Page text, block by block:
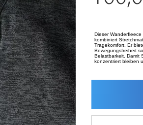
Dieser
kombiniert
Tragekomfort. Er
Bewegungsfreiheit
Belastbarkeit. Damit
konzentriert bleiben